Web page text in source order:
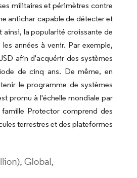
militaires et périmètres contre
antichar capable de détecter et
ainsi, la popularité croissante de
années à venir. Par exemple,
afin d'acquérir des systèmes
de cinq ans. De même, en
le programme de systèmes
promu à l'échelle mondiale par
Protector comprend des
terrestres et des plateformes